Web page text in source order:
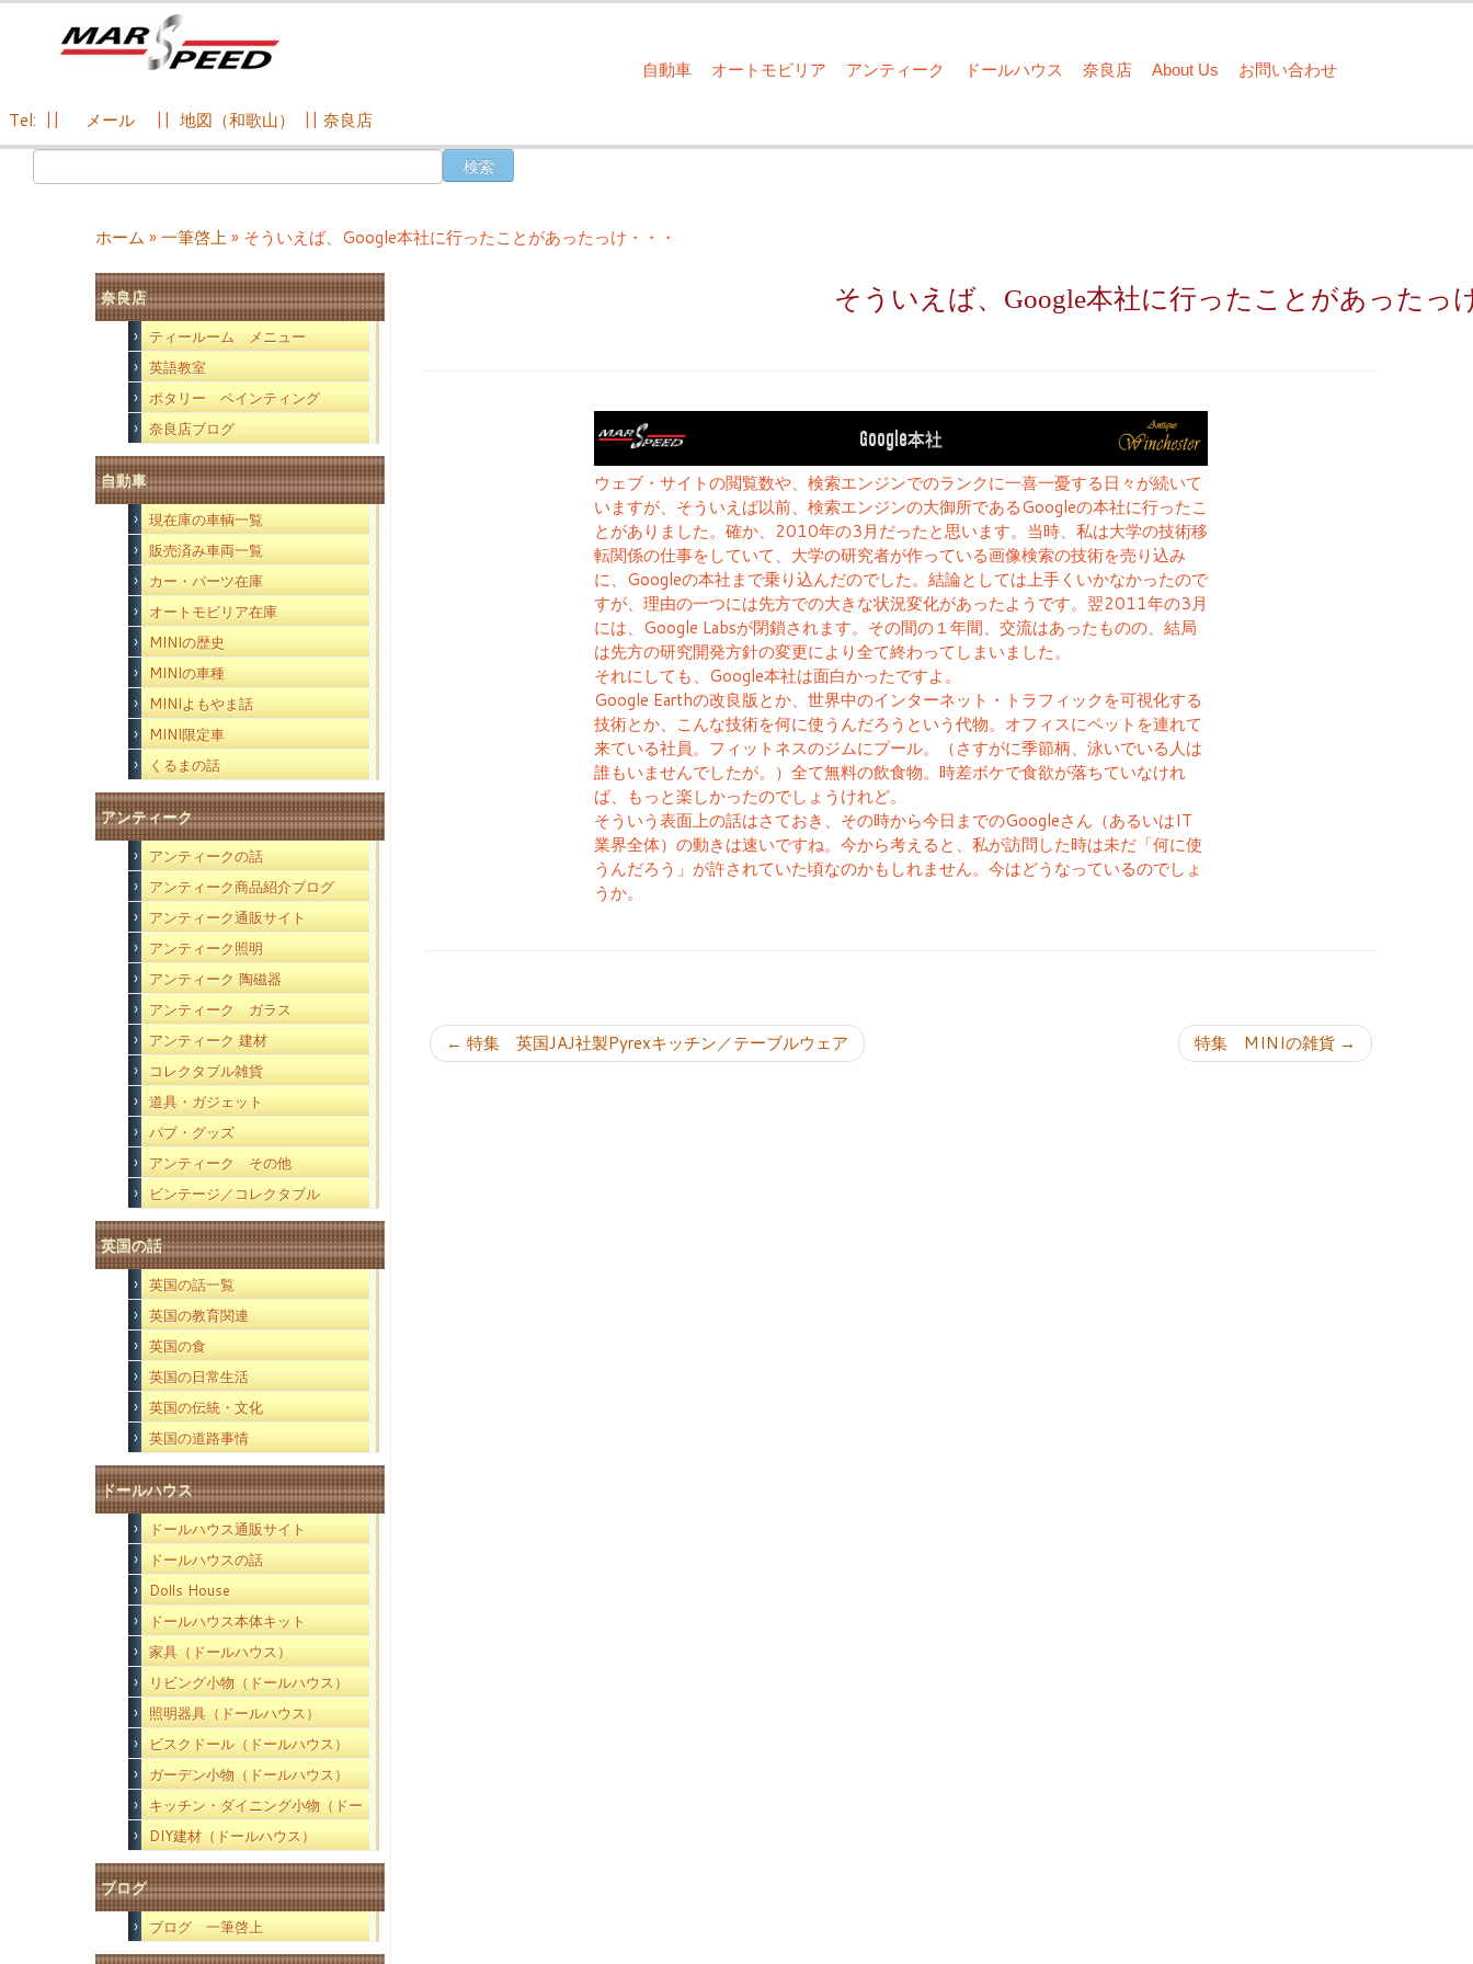
自動車 オートモビリア アンティーク ドールハウス 奈良店 About Us お問い合わせ
Tel: メール 地図（和歌山） 奈良店
索:
ホーム » 一筆啓上» そういえば、Google本社に行ったことがあったっけ・・・
奈良店
ティールーム メニュー
英語教室
ポタリー ペインティング
奈良店ブログ
自動車
現在庫の車輌一覧
販売済み車両一覧
カー・パーツ在庫
オートモビリア在庫
MINIの歴史
MINIの車種
MINIよもやま話
MINI限定車
くるまの話
アンティーク
アンティークの話
アンティーク商品紹介ブログ
アンティーク通販サイト
アンティーク照明
アンティーク 陶磁器
アンティーク ガラス
アンティーク 建材
コレクタブル雑貨
道具・ガジェット
パブ・グッズ
アンティーク その他
ビンテージ／コレクタブル
英国の話
英国の話一覧
英国の教育関連
英国の食
英国の日常生活
英国の伝統・文化
英国の道路事情
ドールハウス
ドールハウス通販サイト
ドールハウスの話
Dolls House
ドールハウス本体キット
家具（ドールハウス）
リビング小物（ドールハウス）
照明器具（ドールハウス）
ビスクドール（ドールハウス）
ガーデン小物（ドールハウス）
キッチン・ダイニング小物（ドー
ルハウス）
DIY建材（ドールハウス）
ブログ
ブログ 一筆啓上
そういえば、Google本社に行ったことがあったっ
Google本社
ウェブ・サイトの閲覧数や、検索エンジンでのランクに一喜一憂する日々が続いて
いますが、そういえば以前、検索エンジンの大御所であるGoogleの本社に行ったこ
とがありました。確か、2010年の3月だったと思います。当時、私は大学の技術移
転関係の仕事をしていて、大学の研究者が作っている画像検索の技術を売り込み
に、Googleの本社まで乗り込んだのでした。結論としては上手くいかなかったので
すが、理由の一つには先方での大きな状況変化があったようです。翌2011年の3月
には、Google Labsが閉鎖されます。その間の１年間、交流はあったものの、結局
は先方の研究開発方針の変更により全て終わってしまいました。
それにしても、Google本社は面白かったですよ。
Google Earthの改良版とか、世界中のインターネット・トラフィックを可視化する
技術とか、こんな技術を何に使うんだろうという代物。オフィスにペットを連れて
来ている社員。フィットネスのジムにプール。（さすがに季節柄、泳いでいる人は
誰もいませんでしたが。）全て無料の飲食物。時差ボケで食欲が落ちていなけれ
ば、もっと楽しかったのでしょうけれど。
そういう表面上の話はさておき、その時から今日までのGoogleさん（あるいはIT
業界全体）の動きは速いですね。今から考えると、私が訪問した時は未だ「何に使
うんだろう」が許されていた頃なのかもしれません。今はどうなっているのでしょ
うか。
← 特集 英国JAJ社製Pyrexキッチン／テーブルウェア 特集 MINIの雑貨 →